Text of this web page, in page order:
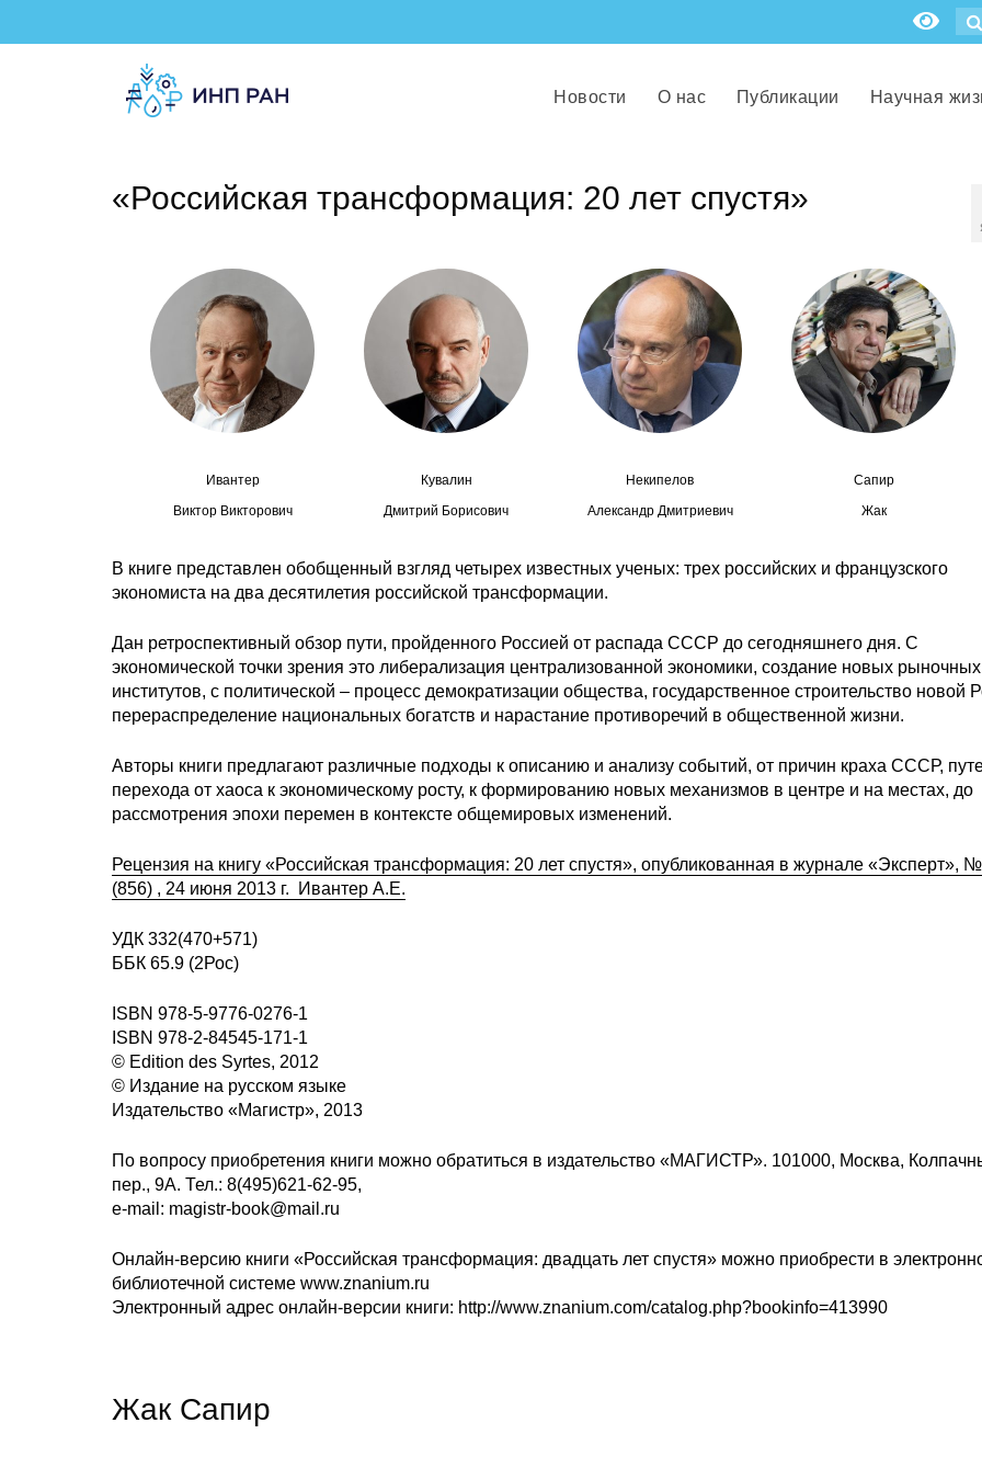
Новости О нас Публикации Научная
«Российская трансформация: 20 лет спустя»
Ивантер
Виктор Викторович
Кувалин
Дмитрий Борисович
Некипелов
Александр Дмитриевич
Сапир
Жак
В книге представлен обобщенный взгляд четырех известных ученых: трех российских и французского
экономиста на два десятилетия российской трансформации.
Дан ретроспективный обзор пути, пройденного Россией от распада СССР до сегодняшнего дня. С
экономической точки зрения это либерализация централизованной экономики, создание новых рыночных
институтов, с политической – процесс демократизации общества, государственное строительство новой
перераспределение национальных богатств и нарастание противоречий в общественной жизни.
Авторы книги предлагают различные подходы к описанию и анализу событий, от причин краха СССР,
перехода от хаоса к экономическому росту, к формированию новых механизмов в центре и на местах, до
рассмотрения эпохи перемен в контексте общемировых изменений.
Рецензия на книгу «Российская трансформация: 20 лет спустя», опубликованная в журнале «Эксперт»,
(856) , 24 июня 2013 г. Ивантер А.Е.
УДК 332(470+571)
ББК 65.9 (2Рос)
ISBN 978-5-9776-0276-1
ISBN 978-2-84545-171-1
© Edition des Syrtes, 2012
© Издание на русском языке
Издательство «Магистр», 2013
По вопросу приобретения книги можно обратиться в издательство «МАГИСТР». 101000, Москва,
пер., 9А. Тел.: 8(495)621-62-95,
e-mail: magistr-book@mail.ru
Онлайн-версию книги «Российская трансформация: двадцать лет спустя» можно приобрести в
библиотечной системе www.znanium.ru
Электронный адрес онлайн-версии книги: http://www.znanium.com/catalog.php?bookinfo=413990
Жак Сапир